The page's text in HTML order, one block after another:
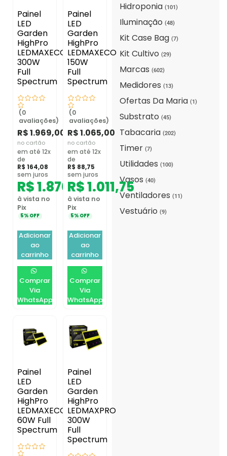
Hidroponia(101)
Iluminação(48)
Kit Case Bag(7)
Kit Cultivo(29)
Marcas(602)
Medidores(13)
Ofertas Da Maria(1)
Substrato(45)
Tabacaria(202)
Timer(7)
Utilidades(100)
Vasos(40)
Ventiladores(11)
Vestuário(9)
Painel
LED
Garden
HighPro
LEDMAXECO
300W
Full
Spectrum
(0
avaliações)
R$1.969,00
no cartão
em até 12x
de
R$ 164,08
sem juros
R$1.870,55
à vista no
Pix
5% OFF
Adicionar
ao
carrinho
Comprar
Via
WhatsApp
Painel
LED
Garden
HighPro
LEDMAXECO
150W
Full
Spectrum
(0
avaliações)
R$1.065,00
no cartão
em até 12x
de
R$ 88,75
sem juros
R$1.011,75
à vista no
Pix
5% OFF
Adicionar
ao
carrinho
Comprar
Via
WhatsApp
Painel
LED
Garden
HighPro
LEDMAXECO
60W Full
Spectrum
Painel
LED
Garden
HighPro
LEDMAXPRO
300W
Full
Spectrum